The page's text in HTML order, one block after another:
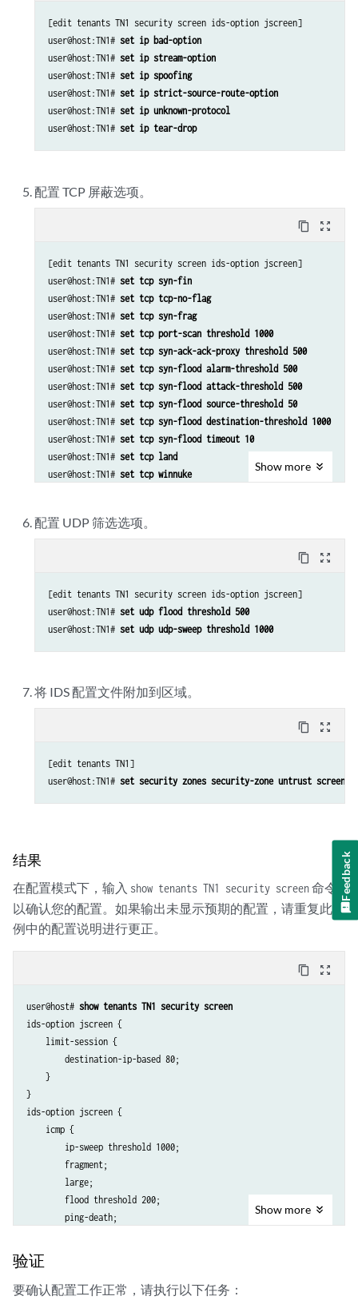
[edit tenants TN1 security screen ids-option jscreen]
user@host:TN1# set ip bad-option
user@host:TN1# set ip stream-option
user@host:TN1# set ip spoofing
user@host:TN1# set ip strict-source-route-option
user@host:TN1# set ip unknown-protocol
user@host:TN1# set ip tear-drop
配置 TCP 屏蔽选项。
content_copy zoom_out_map
[edit tenants TN1 security screen ids-option jscreen]
user@host:TN1# set tcp syn-fin
user@host:TN1# set tcp tcp-no-flag
user@host:TN1# set tcp syn-frag
user@host:TN1# set tcp port-scan threshold 1000
user@host:TN1# set tcp syn-ack-ack-proxy threshold 500
user@host:TN1# set tcp syn-flood alarm-threshold 500
user@host:TN1# set tcp syn-flood attack-threshold 500
user@host:TN1# set tcp syn-flood source-threshold 50
user@host:TN1# set tcp syn-flood destination-threshold 1000
user@host:TN1# set tcp syn-flood timeout 10
user@host:TN1# set tcp land
user@host:TN1# set tcp winnuke
Show more
配置 UDP 筛选选项。
content_copy zoom_out_map
[edit tenants TN1 security screen ids-option jscreen]
user@host:TN1# set udp flood threshold 500
user@host:TN1# set udp udp-sweep threshold 1000
将 IDS 配置文件附加到区域。
content_copy zoom_out_map
[edit tenants TN1]
user@host:TN1# set security zones security-zone untrust screen
结果
在配置模式下，输入 show tenants TN1 security screen命令
以确认您的配置。如果输出未显示预期的配置，请重复此示
例中的配置说明进行更正。
content_copy zoom_out_map
user@host# show tenants TN1 security screen
ids-option jscreen {
    limit-session {
        destination-ip-based 80;
    }
}
ids-option jscreen {
    icmp {
        ip-sweep threshold 1000;
        fragment;
        large;
        flood threshold 200;
        ping-death;
    ip {
        bad-option;
        stream-option;
Show more
验证
要确认配置工作正常，请执行以下任务：
Feedback